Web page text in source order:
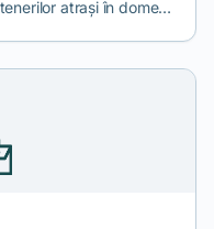
atrași în domenii
consultanță de
completă de servicii de
nerambursabile
servicii de guvernanță
interne și a